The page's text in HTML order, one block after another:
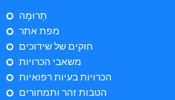
תְרוּמָה
מפת אתר
חוקים של שידוכים
משאבי הכרויות
הכרויות בעיות רפואיות
הטבות זהר ותמחורים